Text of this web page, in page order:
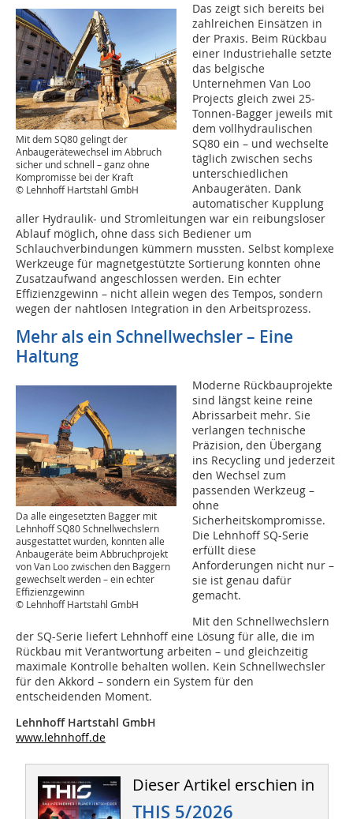
Mit dem SQ80 gelingt der
Anbaugerätewechsel im Abbruch
sicher und schnell – ganz ohne
Kompromisse bei der Kraft
© Lehnhoff Hartstahl GmbH
Das zeigt sich bereits bei
zahlreichen Einsätzen in
der Praxis. Beim Rückbau
einer Industriehalle setzte
das belgische
Unternehmen Van Loo
Projects gleich zwei 25-
Tonnen-Bagger jeweils mit
dem vollhydraulischen
SQ80 ein – und wechselte
täglich zwischen sechs
unterschiedlichen
Anbaugeräten. Dank
automatischer Kupplung
aller Hydraulik- und Stromleitungen war ein reibungsloser
Ablauf möglich, ohne dass sich Bediener um
Schlauchverbindungen kümmern mussten. Selbst komplexe
Werkzeuge für magnetgestützte Sortierung konnten ohne
Zusatzaufwand angeschlossen werden. Ein echter
Effizienzgewinn – nicht allein wegen des Tempos, sondern
wegen der nahtlosen Integration in den Arbeitsprozess.
Mehr als ein Schnellwechsler – Eine
Haltung
Da alle eingesetzten Bagger mit
Lehnhoff SQ80 Schnellwechslern
ausgestattet wurden, konnten alle
Anbaugeräte beim Abbruchprojekt
von Van Loo zwischen den Baggern
gewechselt werden – ein echter
Effizienzgewinn
© Lehnhoff Hartstahl GmbH
Moderne Rückbauprojekte
sind längst keine reine
Abrissarbeit mehr. Sie
verlangen technische
Präzision, den Übergang
ins Recycling und jederzeit
den Wechsel zum
passenden Werkzeug –
ohne
Sicherheitskompromisse.
Die Lehnhoff SQ-Serie
erfüllt diese
Anforderungen nicht nur –
sie ist genau dafür
gemacht.
Mit den Schnellwechslern
der SQ-Serie liefert Lehnhoff eine Lösung für alle, die im
Rückbau mit Verantwortung arbeiten – und gleichzeitig
maximale Kontrolle behalten wollen. Kein Schnellwechsler
für den Akkord – sondern ein System für den
entscheidenden Moment.
Lehnhoff Hartstahl GmbH
www.lehnhoff.de
Dieser Artikel erschien in
THIS 5/2026